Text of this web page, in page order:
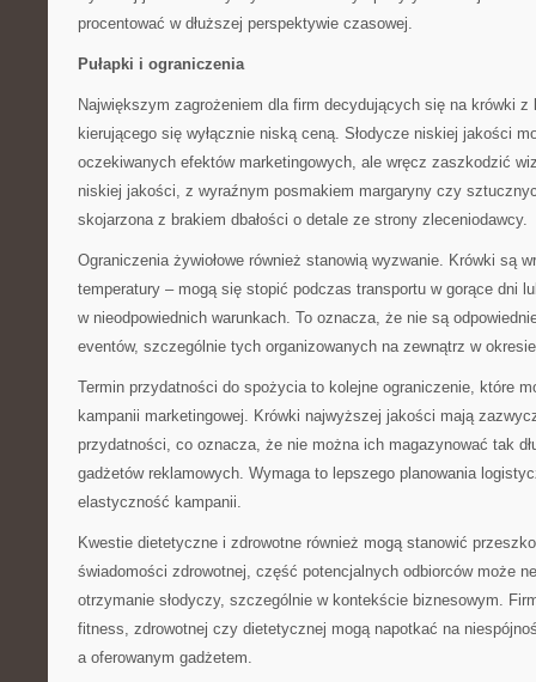
procentować w dłuższej perspektywie czasowej.
Pułapki i ograniczenia
Największym zagrożeniem dla firm decydujących się na krówki z
kierującego się wyłącznie niską ceną. Słodycze niskiej jakości
oczekiwanych efektów marketingowych, ale wręcz zaszkodzić
niskiej jakości, z wyraźnym posmakiem margaryny czy
skojarzona z brakiem dbałości o detale ze strony zleceniodawcy.
Ograniczenia żywiołowe również stanowią wyzwanie. Krówki są
temperatury – mogą się stopić podczas transportu w gorące dni
w nieodpowiednich warunkach. To oznacza, że nie są
eventów, szczególnie tych organizowanych na zewnątrz w
Termin przydatności do spożycia to kolejne ograniczenie, które
kampanii marketingowej. Krówki najwyższej jakości mają
przydatności, co oznacza, że nie można ich magazynować tak
gadżetów reklamowych. Wymaga to lepszego planowania
elastyczność kampanii.
Kwestie dietetyczne i zdrowotne również mogą stanowić
świadomości zdrowotnej, część potencjalnych odbiorców może
otrzymanie słodyczy, szczególnie w kontekście biznesowym.
fitness, zdrowotnej czy dietetycznej mogą napotkać na
a oferowanym gadżetem.